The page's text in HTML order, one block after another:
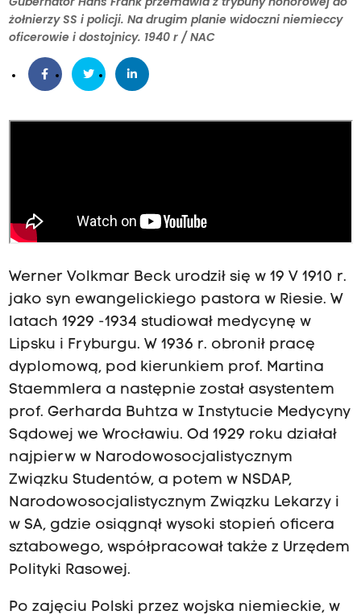
żołnierzy SS i policji. Na drugim planie widoczni niemieccy
oficerowie i dostojnicy. 1940 r / NAC
Werner Volkmar Beck urodził się w 19 V 1910 r.
jako syn ewangelickiego pastora w Riesie. W
latach 1929 -1934 studiował medycynę w
Lipsku i Fryburgu. W 1936 r. obronił pracę
dyplomową, pod kierunkiem prof. Martina
Staemmlera a następnie został asystentem
prof. Gerharda Buhtza w Instytucie Medycyny
Sądowej we Wrocławiu. Od 1929 roku działał
najpierw w Narodowosocjalistycznym
Związku Studentów, a potem w NSDAP,
Narodowosocjalistycznym Związku Lekarzy i
w SA, gdzie osiągnął wysoki stopień oficera
sztabowego, współpracował także z Urzędem
Polityki Rasowej.
Po zajęciu Polski przez wojska niemieckie, w